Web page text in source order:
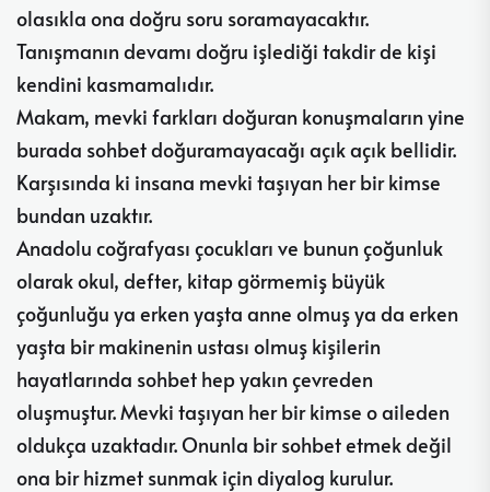
olasıkla ona doğru soru soramayacaktır.
Tanışmanın devamı doğru işlediği takdir de kişi
kendini kasmamalıdır.
Makam, mevki farkları doğuran konuşmaların yine
burada sohbet doğuramayacağı açık açık bellidir.
Karşısında ki insana mevki taşıyan her bir kimse
bundan uzaktır.
Anadolu coğrafyası çocukları ve bunun çoğunluk
olarak okul, defter, kitap görmemiş büyük
çoğunluğu ya erken yaşta anne olmuş ya da erken
yaşta bir makinenin ustası olmuş kişilerin
hayatlarında sohbet hep yakın çevreden
oluşmuştur. Mevki taşıyan her bir kimse o aileden
oldukça uzaktadır. Onunla bir sohbet etmek değil
ona bir hizmet sunmak için diyalog kurulur.